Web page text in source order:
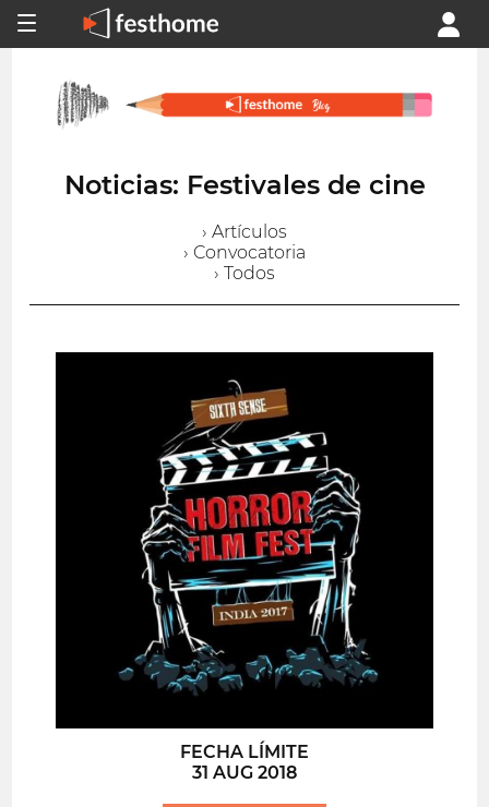
Noticias: Festivales de cine
› Artículos
› Convocatoria
› Todos
FECHA LÍMITE
31 AUG 2018